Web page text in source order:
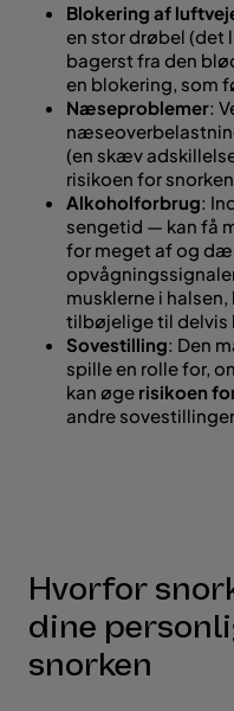
Blokering af
en stor drøbel (det
bagerst fra den
en blokering, som
Næseproblemer:
(en skæv
risikoen for snorken
Alkoholforbrug:
sengetid — kan få
for meget af og
musklerne i
tilbøjelige til delvis
Sovestilling: Den
spille en rolle for,
kan øge risikoen
andre sovestillinger
Hvorfor
dine
snorken